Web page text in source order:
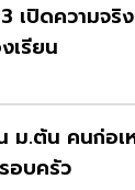
เปิดความจริ
เรียน
ม.ต้น คนก่อ
อบครัว